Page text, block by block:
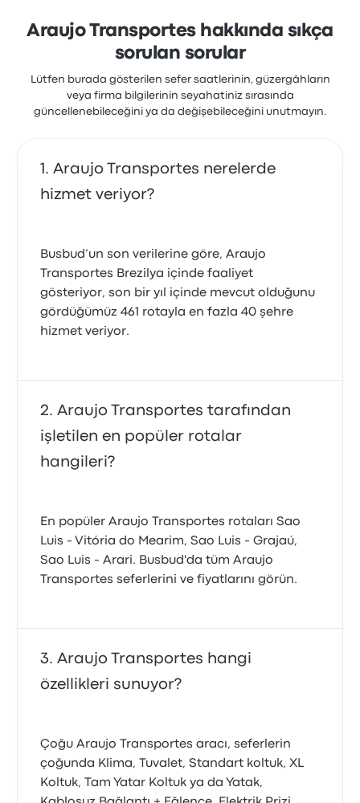
Araujo Transportes hakkında sıkça
sorulan sorular
Lütfen burada gösterilen sefer saatlerinin, güzergâhların
veya firma bilgilerinin seyahatiniz sırasında
güncellenebileceğini ya da değişebileceğini unutmayın.
Araujo Transportes nerelerde
hizmet veriyor?
Busbud’un son verilerine göre, Araujo
Transportes Brezilya içinde faaliyet
gösteriyor, son bir yıl içinde mevcut olduğunu
gördüğümüz 461 rotayla en fazla 40 şehre
hizmet veriyor.
Araujo Transportes tarafından
işletilen en popüler rotalar
hangileri?
En popüler Araujo Transportes rotaları Sao
Luis - Vitória do Mearim, Sao Luis - Grajaú,
Sao Luis - Arari. Busbud'da tüm Araujo
Transportes seferlerini ve fiyatlarını görün.
Araujo Transportes hangi
özellikleri sunuyor?
Çoğu Araujo Transportes aracı, seferlerin
çoğunda Klima, Tuvalet, Standart koltuk, XL
Koltuk, Tam Yatar Koltuk ya da Yatak,